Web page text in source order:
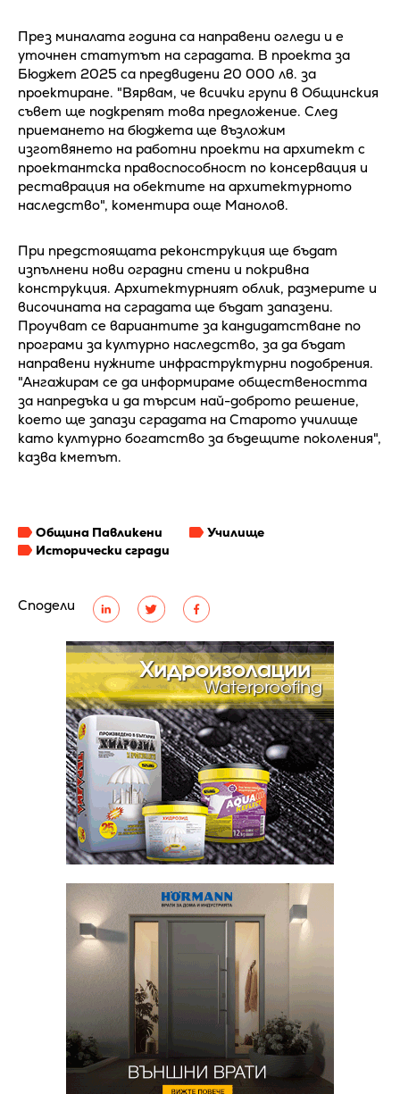
Сподели
През миналата година са направени огледи и е
уточнен статутът на сградата. В проекта за
Бюджет 2025 са предвидени 20 000 лв. за
проектиране. "Вярвам, че всички групи в Общинския
съвет ще подкрепят това предложение. След
приемането на бюджета ще възложим
изготвянето на работни проекти на архитект с
проектантска правоспособност по консервация и
реставрация на обектите на архитектурното
наследство", коментира още Манолов.
При предстоящата реконструкция ще бъдат
изпълнени нови оградни стени и покривна
конструкция. Архитектурният облик, размерите и
височината на сградата ще бъдат запазени.
Проучват се вариантите за кандидатстване по
програми за културно наследство, за да бъдат
направени нужните инфраструктурни подобрения.
"Ангажирам се да информираме обществеността
за напредъка и да търсим най-доброто решение,
което ще запази сградата на Старото училище
като културно богатство за бъдещите поколения",
казва кметът.
Община Павликени
Училище
Исторически сгради